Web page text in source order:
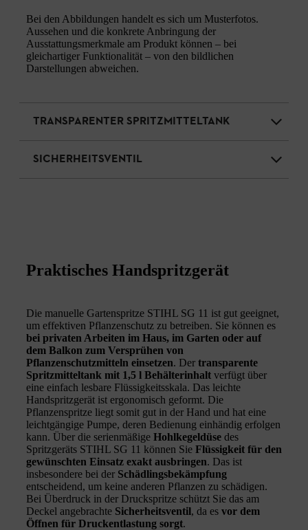
Bei den Abbildungen handelt es sich um Musterfotos.
Aussehen und die konkrete Anbringung der
Ausstattungsmerkmale am Produkt können – bei
gleichartiger Funktionalität – von den bildlichen
Darstellungen abweichen.
TRANSPARENTER SPRITZMITTELTANK
SICHERHEITSVENTIL
Praktisches Handspritzgerät
Die manuelle Gartenspritze STIHL SG 11 ist gut geeignet,
um effektiven Pflanzenschutz zu betreiben. Sie können es
bei privaten Arbeiten im Haus, im Garten oder auf
dem Balkon zum Versprühen von
Pflanzenschutzmitteln einsetzen. Der transparente
Spritzmitteltank mit 1,5 l Behälterinhalt verfügt über
eine einfach lesbare Flüssigkeitsskala. Das leichte
Handspritzgerät ist ergonomisch geformt. Die
Pflanzenspritze liegt somit gut in der Hand und hat eine
leichtgängige Pumpe, deren Bedienung einhändig erfolgen
kann. Über die serienmäßige Hohlkegeldüse des
Spritzgeräts STIHL SG 11 können Sie Flüssigkeit für den
gewünschten Einsatz exakt ausbringen. Das ist
insbesondere bei der Schädlingsbekämpfung
entscheidend, um keine anderen Pflanzen zu schädigen.
Bei Überdruck in der Druckspritze schützt Sie das am
Deckel angebrachte Sicherheitsventil, da es vor dem
Öffnen für Druckentlastung sorgt.